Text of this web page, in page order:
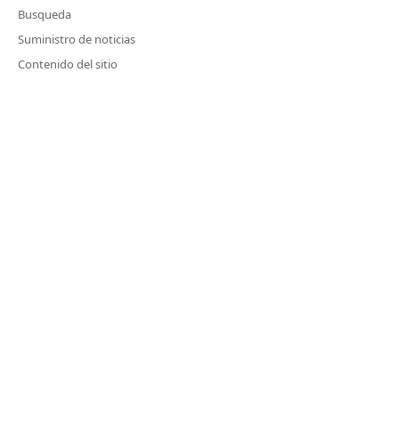
Busqueda
Suministro de noticias
Contenido del sitio